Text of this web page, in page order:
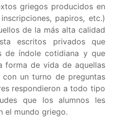
griegos producidos en
papiros, etc.)
de la más alta calidad
escritos privados que
de índole cotidiana y que
forma de vida de aquellas
un turno de preguntas
respondieron a todo tipo
que los alumnos les
el mundo griego.